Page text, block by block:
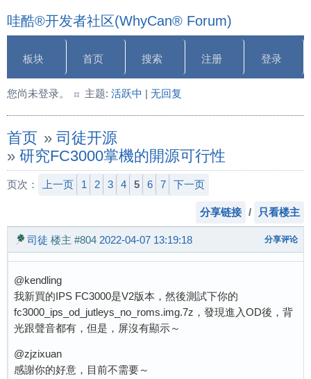
哇酷®开发者社区(WhyCan® Forum)
板块 首页 搜索 注册 登录
您尚未登录。 主题: 活跃中 | 无回复
首页 » 司徒开源
» 研究FC3000掌機的開源可行性
页次： 上一页 1 2 3 4 5 6 7 下一页
分享链接 / 只看楼主
司徒 楼主 #804 2022-04-07 13:19:18 分享评论
@kendling
我新買的IPS FC3000是V2版本，然後測試下你的
fc3000_ips_od_jutleys_no_roms.img.7z，發現進入OD後，背
光跟聲音都有，但是，屏沒有顯示～
@zjzixuan
感謝你的好意，目前不需要～